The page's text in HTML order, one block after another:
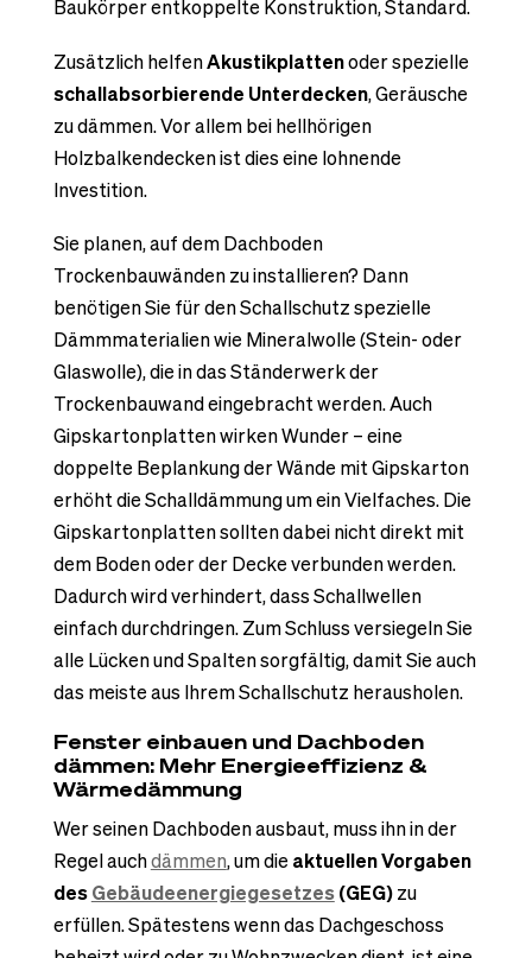
Baukörper entkoppelte Konstruktion, Standard.
Zusätzlich helfenAkustikplattenoder spezielle
schallabsorbierende Unterdecken, Geräusche
zu dämmen. Vor allem bei hellhörigen
Holzbalkendecken ist dies eine lohnende
Investition.
Sie planen, auf dem Dachboden
Trockenbauwänden zu installieren? Dann
benötigen Sie für den Schallschutz spezielle
Dämmmaterialien wie Mineralwolle (Stein- oder
Glaswolle), die in das Ständerwerk der
Trockenbauwand eingebracht werden. Auch
Gipskartonplatten wirken Wunder – eine
doppelte Beplankung der Wände mit Gipskarton
erhöht die Schalldämmung um ein Vielfaches. Die
Gipskartonplatten sollten dabei nicht direkt mit
dem Boden oder der Decke verbunden werden.
Dadurch wird verhindert, dass Schallwellen
einfach durchdringen. Zum Schluss versiegeln Sie
alle Lücken und Spalten sorgfältig, damit Sie auch
das meiste aus Ihrem Schallschutz herausholen.
Fenster einbauen und Dachboden
dämmen: Mehr Energieeffizienz &
Wärmedämmung
Wer seinen Dachboden ausbaut, muss ihn in der
Regel auchdämmen, um die aktuellen Vorgaben
desGebäudeenergiegesetzes(GEG)zu
erfüllen. Spätestens wenn das Dachgeschoss